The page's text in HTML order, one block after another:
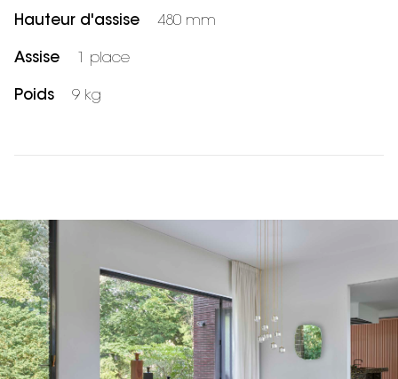
Hauteur d'assise 480 mm
Assise 1 place
Poids 9 kg